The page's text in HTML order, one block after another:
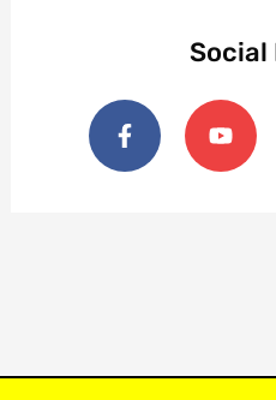
Social
F
a
c
e
Y
o
u
t